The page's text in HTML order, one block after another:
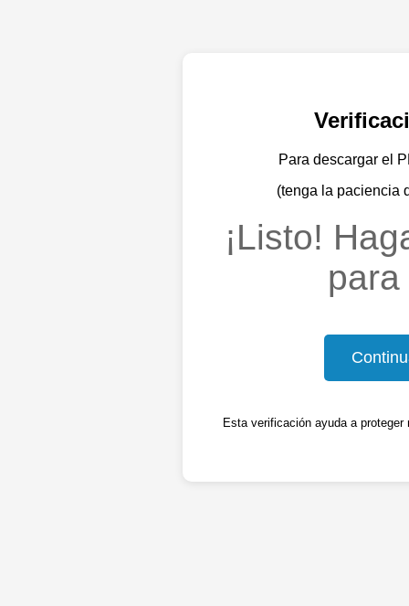
Para descargar el
(tenga la paciencia
¡Listo!
Esta verificación ayuda a